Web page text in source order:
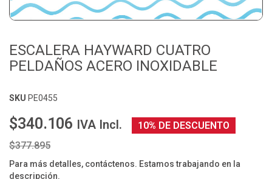
ESCALERA HAYWARD CUATRO
PELDAÑOS ACERO INOXIDABLE
SKU PE0455
$340.106 IVA Incl.
10% DE DESCUENTO
$377.895
Para más detalles, contáctenos. Estamos trabajando en la
descripción.